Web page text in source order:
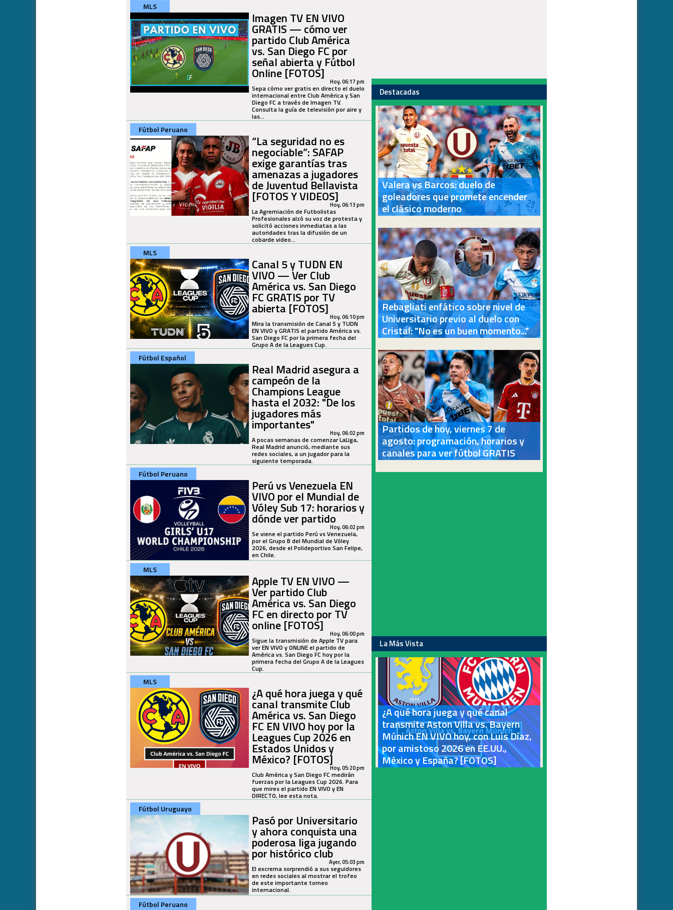
MLS
Imagen TV EN VIVO
GRATIS — cómo ver
partido Club América
vs. San Diego FC por
señal abierta y Fútbol
Online [FOTOS] Hoy, 06:17 pm
Sepa cómo ver gratis en directo el duelo
internacional entre Club América y San
Diego FC a través de Imagen TV.
Consulta la guía de televisión por aire y
las...
Fútbol Peruano
“La seguridad no es
negociable”: SAFAP
exige garantías tras
amenazas a jugadores
de Juventud Bellavista
[FOTOS Y VIDEOS]Hoy, 06:13 pm
La Agremiación de Futbolistas
Profesionales alzó su voz de protesta y
solicitó acciones inmediatas a las
autoridades tras la difusión de un
cobarde video...
MLS
Canal 5 y TUDN EN
VIVO — Ver Club
América vs. San Diego
FC GRATIS por TV
abierta [FOTOS] Hoy, 06:10 pm
Mira la transmisión de Canal 5 y TUDN
EN VIVO y GRATIS el partido América vs.
San Diego FC por la primera fecha del
Grupo A de la Leagues Cup.
Fútbol Español
Real Madrid asegura a
campeón de la
Champions League
hasta el 2032: "De los
jugadores más
importantes" Hoy, 06:02 pm
A pocas semanas de comenzar LaLiga,
Real Madrid anunció, mediante sus
redes sociales, a un jugador para la
siguiente temporada.
Fútbol Peruano
Perú vs Venezuela EN
VIVO por el Mundial de
Vóley Sub 17: horarios y
dónde ver partidoHoy, 06:02 pm
Se viene el partido Perú vs Venezuela,
por el Grupo B del Mundial de Vóley
2026, desde el Polideportivo San Felipe,
en Chile.
MLS
Apple TV EN VIVO —
Ver partido Club
América vs. San Diego
FC en directo por TV
online [FOTOS] Hoy, 06:00 pm
Sigue la transmisión de Apple TV para
ver EN VIVO y ONLINE el partido de
América vs. San Diego FC hoy por la
primera fecha del Grupo A de la Leagues
Cup.
MLS
¿A qué hora juega y qué
canal transmite Club
América vs. San Diego
FC EN VIVO hoy por la
Leagues Cup 2026 en
Estados Unidos y
México? [FOTOS]Hoy, 05:20 pm
Club América y San Diego FC medirán
fuerzas por la Leagues Cup 2026. Para
que mires el partido EN VIVO y EN
DIRECTO, lee esta nota.
Fútbol Uruguayo
Pasó por Universitario
y ahora conquista una
poderosa liga jugando
por histórico clubAyer, 05:03 pm
El excrema sorprendió a sus seguidores
en redes sociales al mostrar el trofeo
de este importante torneo
internacional.
Fútbol Peruano
Destacadas
Valera vs Barcos: duelo de
goleadores que promete encender
el clásico moderno
Rebagliati enfático sobre nivel de
Universitario previo al duelo con
Cristal: "No es un buen momento..."
Partidos de hoy, viernes 7 de
agosto: programación, horarios y
canales para ver fútbol GRATIS
La Más Vista
¿A qué hora juega y qué canal
transmite Aston Villa vs. Bayern
Múnich EN VIVO hoy, con Luis Díaz,
por amistoso 2026 en EE.UU.,
México y España? [FOTOS]